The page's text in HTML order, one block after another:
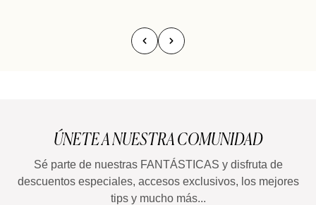
ÚNETE A NUESTRA COMUNIDAD
Sé parte de nuestras FANTÁSTICAS y disfruta de
descuentos especiales, accesos exclusivos, los mejores
tips y mucho más...